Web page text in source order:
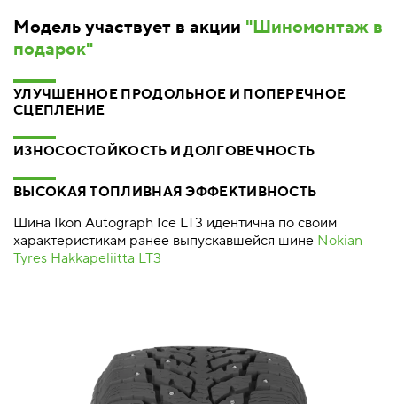
Модель участвует в акции "Шиномонтаж в
подарок"
УЛУЧШЕННОЕ ПРОДОЛЬНОЕ И ПОПЕРЕЧНОЕ
СЦЕПЛЕНИЕ
ИЗНОСОСТОЙКОСТЬ И ДОЛГОВЕЧНОСТЬ
ВЫСОКАЯ ТОПЛИВНАЯ ЭФФЕКТИВНОСТЬ
Шина Ikon Autograph Ice LT3 идентична по своим
характеристикам ранее выпускавшейся шине Nokian
Tyres Hakkapeliitta LT3